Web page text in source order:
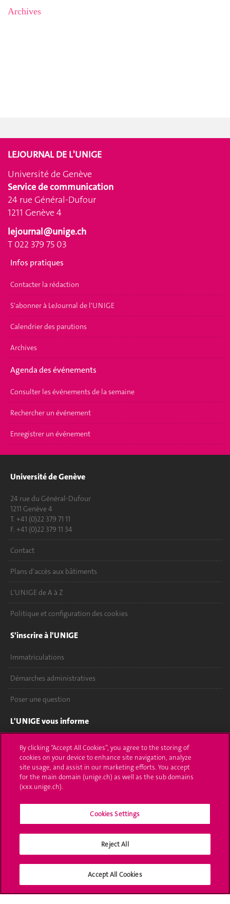
Archives
LEJOURNAL DE L'UNIGE
Université de Genève
Service de communication
24 rue Général-Dufour
1211 Genève 4
lejournal@unige.ch
T 022 379 75 03
Infos pratiques
Contacter la rédaction
S'abonner à LeJournal de l'UNIGE
Calendrier des parutions
Archives
Agenda des événements
Consulter les événements de la semaine
Rechercher un événement
Enregistrer un événement
Université de Genève
24 rue du Général-Dufour
1211 Genève 4
T. +41 (0)22 379 71 11
F. +41 (0)22 379 11 34
Contact
Plans d'accès aux bâtiments
L'UNIGE de A à Z
Politique et configuration des cookies
S'inscrire à l'UNIGE
Immatriculations
Démarches administratives
Poser une question
L'UNIGE vous informe
UNIGE Mobile
Médias
Offres d'emploi
Bibliothèque
Calendrier académique
Accréditation
By clicking “Accept All Cookies”, you agree to the storing of
cookies on your device to enhance site navigation, analyze
site usage, and assist in our marketing efforts. You accept
for the main domain (unige.ch) as well as the sub domains
(xxx.unige.ch).
Cookies Settings
Reject All
Accept All Cookies